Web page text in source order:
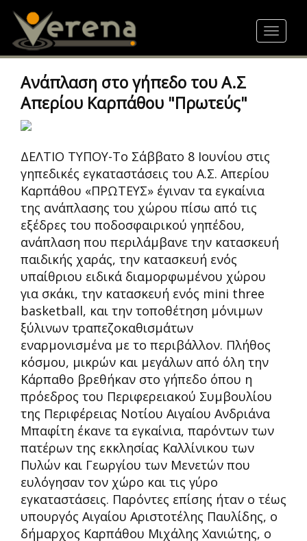
content
Toggle
Ανάπλαση στο γήπεδο του Α.Σ
Απερίου Καρπάθου "Πρωτεύς"
ΔΕΛΤΙΟ ΤΥΠΟΥ-Το Σάββατο 8 Ιουνίου στις
γηπεδικές εγκαταστάσεις του Α.Σ. Απερίου
Καρπάθου «ΠΡΩΤΕΥΣ» έγιναν τα εγκαίνια
της ανάπλασης του χώρου πίσω από τις
εξέδρες του ποδοσφαιρικού γηπέδου,
ανάπλαση που περιλάμβανε την κατασκευή
παιδικής χαράς, την κατασκευή ενός
υπαίθριου ειδικά διαμορφωμένου χώρου
για σκάκι, την κατασκευή ενός mini three
basketball, και την τοποθέτηση μόνιμων
ξύλινων τραπεζοκαθισμάτων
εναρμονισμένα με το περιβάλλον. Πλήθος
κόσμου, μικρών και μεγάλων από όλη την
Κάρπαθο βρεθήκαν στο γήπεδο όπου η
πρόεδρος του Περιφερειακού Συμβουλίου
της Περιφέρειας Νοτίου Αιγαίου Ανδριάνα
Μπαφίτη έκανε τα εγκαίνια, παρόντων των
πατέρων της εκκλησίας Καλλίνικου των
Πυλών και Γεωργίου των Μενετών που
ευλόγησαν τον χώρο και τις γύρο
εγκαταστάσεις. Παρόντες επίσης ήταν ο τέως
υπουργός Αιγαίου Αριστοτέλης Παυλίδης, ο
δήμαρχος Καρπάθου Μιχάλης Χανιώτης, ο